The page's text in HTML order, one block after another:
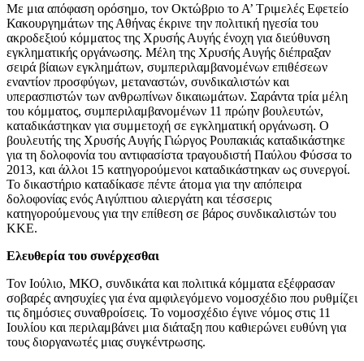
Με μια απόφαση ορόσημο, τον Οκτώβριο το Α’ Τριμελές Εφετείο
Κακουργημάτων της Αθήνας έκρινε την πολιτική ηγεσία του
ακροδεξιού κόμματος της Χρυσής Αυγής ένοχη για διεύθυνση
εγκληματικής οργάνωσης. Μέλη της Χρυσής Αυγής διέπραξαν
σειρά βίαιων εγκλημάτων, συμπεριλαμβανομένων επιθέσεων
εναντίον προσφύγων, μεταναστών, συνδικαλιστών και
υπερασπιστών των ανθρωπίνων δικαιωμάτων. Σαράντα τρία μέλη
του κόμματος, συμπεριλαμβανομένων 11 πρώην βουλευτών,
καταδικάστηκαν για συμμετοχή σε εγκληματική οργάνωση. Ο
βουλευτής της Χρυσής Αυγής Γιώργος Ρουπακιάς καταδικάστηκε
για τη δολοφονία του αντιφασίστα τραγουδιστή Παύλου Φύσσα το
2013, και άλλοι 15 κατηγορούμενοι καταδικάστηκαν ως συνεργοί.
Το δικαστήριο καταδίκασε πέντε άτομα για την απόπειρα
δολοφονίας ενός Αιγύπτιου αλιεργάτη και τέσσερις
κατηγορούμενους για την επίθεση σε βάρος συνδικαλιστών του
ΚΚΕ.
Ελευθερία του συνέρχεσθαι
Τον Ιούλιο, ΜΚΟ, συνδικάτα και πολιτικά κόμματα εξέφρασαν
σοβαρές ανησυχίες για ένα αμφιλεγόμενο νομοσχέδιο που ρυθμίζει
τις δημόσιες συναθροίσεις. Το νομοσχέδιο έγινε νόμος στις 11
Ιουλίου και περιλαμβάνει μια διάταξη που καθιερώνει ευθύνη για
τους διοργανωτές μιας συγκέντρωσης.